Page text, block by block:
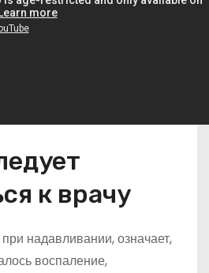
к врачу
надавливании, означает,
воспаление,